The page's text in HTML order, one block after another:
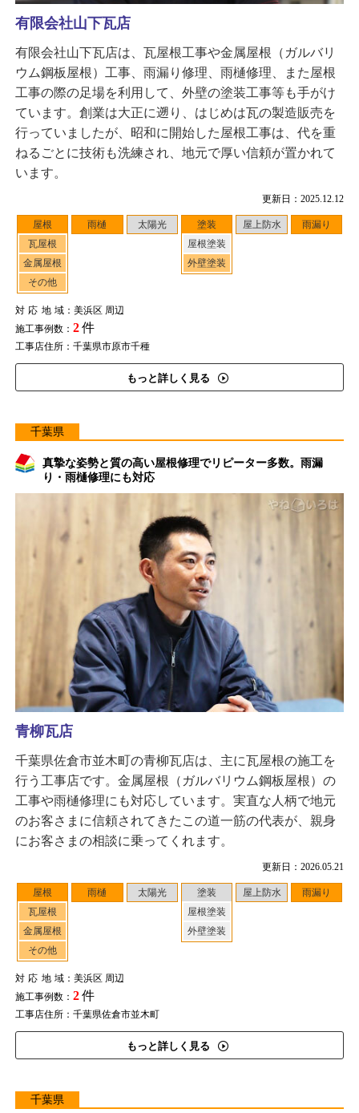
更新日：2025.12.12
屋根
瓦屋根
金属屋根
その他
雨樋 太陽光
塗装
屋根塗装
外壁塗装
屋上防水 雨漏り
対応地域：美浜区 周辺
施工事例数： 2件
工事店住所：千葉県市原市千種
もっと詳しく見る
有限会社山下瓦店
有限会社山下瓦店は、瓦屋根工事や金属屋根（ガルバリ
ウム鋼板屋根）工事、雨漏り修理、雨樋修理、また屋根
工事の際の足場を利用して、外壁の塗装工事等も手がけ
ています。創業は大正に遡り、はじめは瓦の製造販売を
行っていましたが、昭和に開始した屋根工事は、代を重
ねるごとに技術も洗練され、地元で厚い信頼が置かれて
います。
千葉県
真摯な姿勢と質の高い屋根修理でリピーター多数。雨漏
り・雨樋修理にも対応
更新日：2026.05.21
屋根
瓦屋根
金属屋根
その他
雨樋 太陽光
塗装
屋根塗装
外壁塗装
屋上防水 雨漏り
対応地域：美浜区 周辺
施工事例数： 2件
工事店住所：千葉県佐倉市並木町
もっと詳しく見る
青柳瓦店
千葉県佐倉市並木町の青柳瓦店は、主に瓦屋根の施工を
行う工事店です。金属屋根（ガルバリウム鋼板屋根）の
工事や雨樋修理にも対応しています。実直な人柄で地元
のお客さまに信頼されてきたこの道一筋の代表が、親身
にお客さまの相談に乗ってくれます。
千葉県